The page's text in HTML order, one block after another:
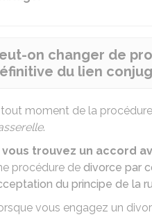
on changer de
du lien
moment de la
.
vous trouvez un accord
procédure de divorce par
du principe de la
vous engagez un